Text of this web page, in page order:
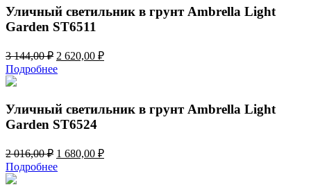
392,00 ₽.
Уличный светильник в грунт Ambrella Light
Garden ST6511
3 144,00₽ Первоначальная
цена
составляла
144,00 ₽.
2 620,00 ₽Текущая
Подробнее
Уличный светильник в грунт Ambrella Light
Garden ST6524
2 016,00₽ Первоначальная
цена
составляла
1 680,00 ₽Текущая
Подробнее